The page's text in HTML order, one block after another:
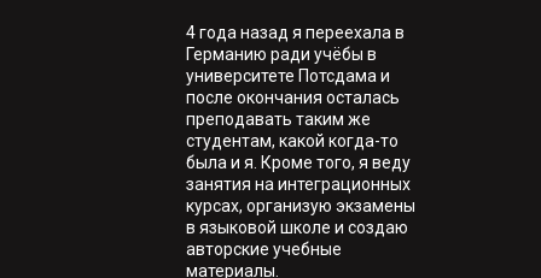
4 года назад я переехала в
Германию ради учёбы в
университете Потсдама и
после окончания осталась
преподавать таким же
студентам, какой когда-то
была и я. Кроме того, я веду
занятия на интеграционных
курсах, организую экзамены
в языковой школе и создаю
авторские учебные
материалы.